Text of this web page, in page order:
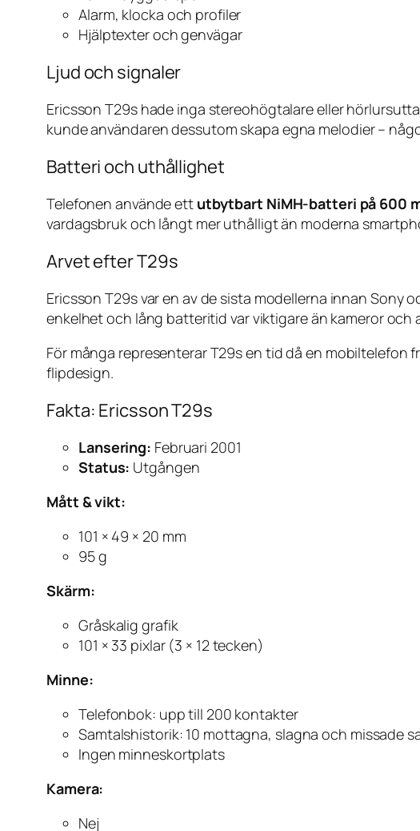
Alarm, klocka och profiler
Hjälptexter och genvägar
Ljud och signaler
Ericsson T29s hade inga stereohögtalare eller
kunde användaren dessutom skapa egna melodier –
Batteri och uthållighet
Telefonen använde ett utbytbart NiMH-batteri på 600
vardagsbruk och långt mer uthålligt än moderna
Arvet efter T29s
Ericsson T29s var en av de sista modellerna innan
enkelhet och lång batteritid var viktigare än kameror och
För många representerar T29s en tid då en
flipdesign.
Fakta: Ericsson T29s
Lansering: Februari 2001
Status: Utgången
Mått & vikt:
101 × 49 × 20 mm
95 g
Skärm:
Gråskalig grafik
101 × 33 pixlar (3 × 12 tecken)
Minne:
Telefonbok: upp till 200 kontakter
Samtalshistorik: 10 mottagna, slagna och missade
Ingen minneskortplats
Kamera:
Nej